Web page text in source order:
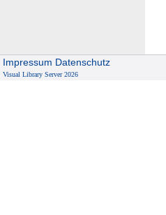
Impressum Datenschutz
Visual Library Server 2026